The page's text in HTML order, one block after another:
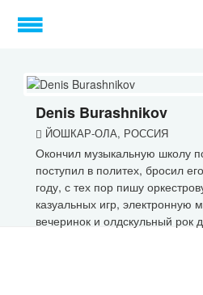
Denis Burashnikov
ЙОШКАР-ОЛА, РОССИЯ
Окончил музыкальную школу
поступил в политех, бросил
году, с тех пор пишу
казуальных игр, электронную
вечеринок и олдскульный рок